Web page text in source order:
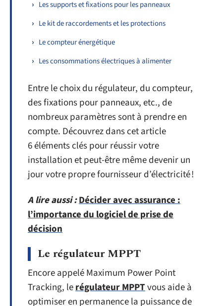
Les supports et fixations pour les panneaux
Le kit de raccordements et les protections
Le compteur énergétique
Les consommations électriques à alimenter
Entre le choix du régulateur, du compteur,
des fixations pour panneaux, etc., de
nombreux paramètres sont à prendre en
compte. Découvrez dans cet article
6 éléments clés pour réussir votre
installation et peut-être même devenir un
jour votre propre fournisseur d’électricité !
A lire aussi :Décider avec assurance :
l’importance du logiciel de prise de
décision
Le régulateur MPPT
Encore appelé Maximum Power Point
Tracking, lerégulateur MPPTvous aide à
optimiser en permanence la puissance de